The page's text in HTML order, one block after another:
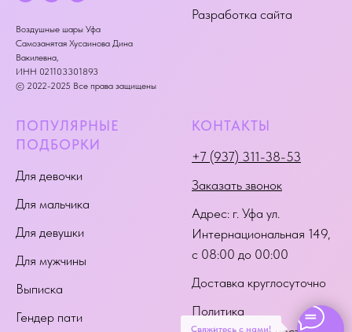
Свяжитесь с нами!
Воздушные шары Уфа
Самозанятая Хусаинова Дина
Вакилевна,
ИНН 021103301893
© 2022-2025 Все права защищены
Разработка сайта
ПОПУЛЯРНЫЕ
ПОДБОРКИ
Для девочки
Для мальчика
Для девушки
Для мужчины
Выписка
Гендер пати
КОНТАКТЫ
+7 (937) 311-38-53
Заказать звонок
Адрес: г. Уфа ул.
Интернациональная 149,
с 08:00 до 00:00
Доставка круглосуточно
Политика